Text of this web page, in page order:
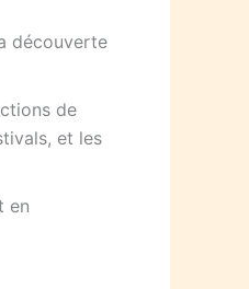
découverte
de
et les
en